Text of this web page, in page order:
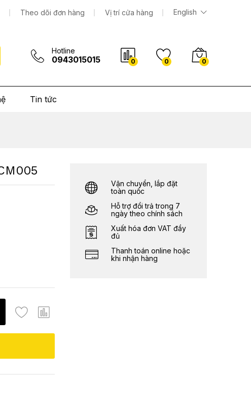
Theo dõi đơn hàng Vị trí cửa hàng English
Hotline
0943015015 0 0 0
Tin tức
Vận chuyển, lắp đặt
toàn quốc
Hỗ trợ đổi trả trong 7
ngày theo chính sách
Xuất hóa đơn VAT đầy
đủ
Thanh toán online hoặc
khi nhận hàng
9.236.000 Thêm vào giỏ hàng